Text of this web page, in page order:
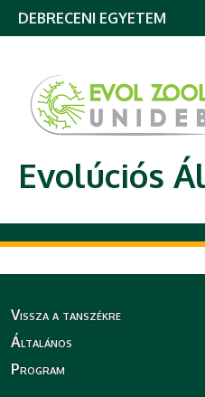
DEBRECENI EGYETEM
Evolúciós
Vissza a tanszékre
Általános
Program